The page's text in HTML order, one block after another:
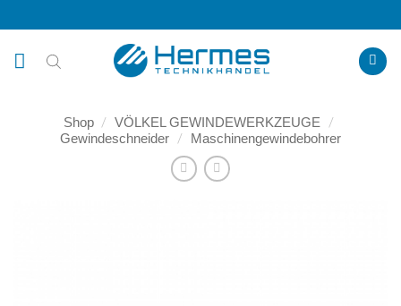
Inhalt
springen
Shop / VÖLKEL GEWINDEWERKZEUGE /
Gewindeschneider / Maschinengewindebohrer